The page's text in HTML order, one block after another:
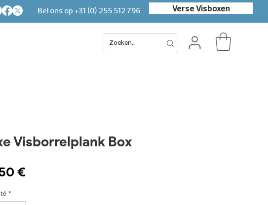
Bel ons op +31 (0) 255 512 796 Verse Visboxen
Visborrelplank Box
€Prix
*